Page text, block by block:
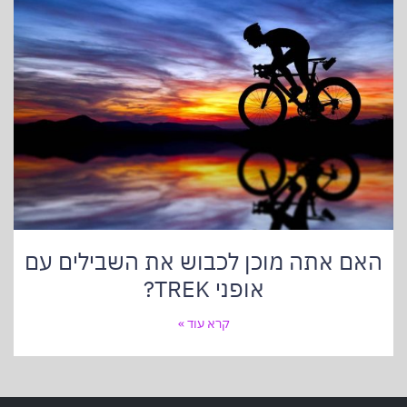
האם אתה מוכן לכבוש את השבילים עם
אופני TREK?
קרא עוד »